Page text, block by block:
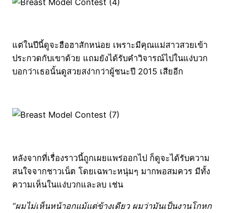
แต่ในปีนี้ดูจะฮือฮาสักหน่อย เพราะมีคุณแม่สาวสวยเข้า
ประกวดกับเขาด้วย แถมยังได้รับคำวิจารณ์ไปในแง่บวก
บอกว่าเธอนั้นดูสวยสง่ากว่าผู้ชนะปี 2015 เสียอีก
หลังจากที่เรื่องราวนี้ถูกเผยแพร่ออกไป ก็ดูจะได้รับความ
สนใจจากชาวเน็ต โดยเฉพาะหนุ่มๆ มากพอสมควร มีทั้ง
ความเห็นในแง่บวกและลบ เช่น
“ผมไม่เห็นหน้าอกแม้แต่ข้างเดียว ผมว่ามันเป็นงานโกหก